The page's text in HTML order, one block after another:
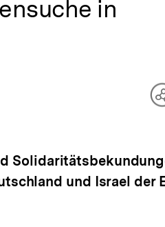
in
und Israel der